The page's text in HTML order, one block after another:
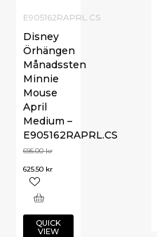
E905162RAPRL.CS
Disney
Örhängen
Månadssten
Minnie
Mouse
April
Medium –
E905162RAPRL.CS
695.00kr
625.50 kr
QUICK
VIEW